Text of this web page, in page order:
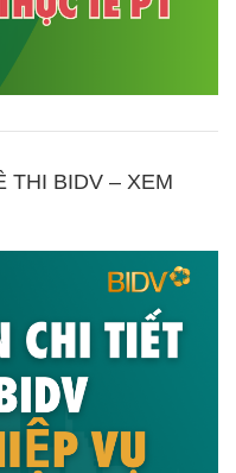
THI BIDV – XEM